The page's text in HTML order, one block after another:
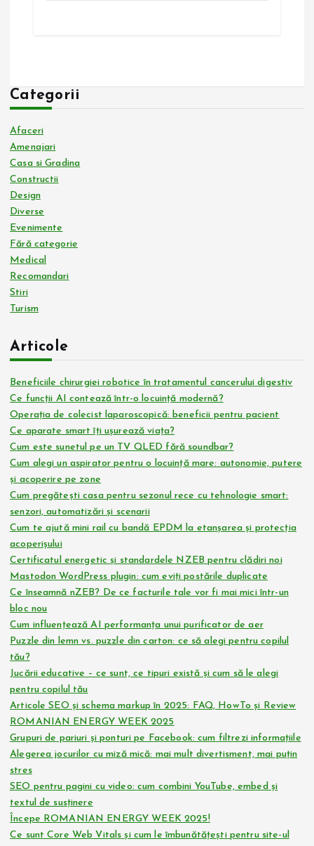
Categorii
Afaceri
Amenajari
Casa si Gradina
Constructii
Design
Diverse
Evenimente
Fără categorie
Medical
Recomandari
Stiri
Turism
Articole
Beneficiile chirurgiei robotice în tratamentul cancerului digestiv
Ce funcții AI contează într-o locuință modernă?
Operația de colecist laparoscopică: beneficii pentru pacient
Ce aparate smart îți ușurează viața?
Cum este sunetul pe un TV QLED fără soundbar?
Cum alegi un aspirator pentru o locuință mare: autonomie, putere
și acoperire pe zone
Cum pregătești casa pentru sezonul rece cu tehnologie smart:
senzori, automatizări și scenarii
Cum te ajută mini rail cu bandă EPDM la etanșarea și protecția
acoperișului
Certificatul energetic și standardele NZEB pentru clădiri noi
Mastodon WordPress plugin: cum eviți postările duplicate
Ce înseamnă nZEB? De ce facturile tale vor fi mai mici într-un
bloc nou
Cum influențează AI performanța unui purificator de aer
Puzzle din lemn vs. puzzle din carton: ce să alegi pentru copilul
tău?
Jucării educative – ce sunt, ce tipuri există și cum să le alegi
pentru copilul tău
Articole SEO și schema markup în 2025: FAQ, HowTo și Review
ROMANIAN ENERGY WEEK 2025
Grupuri de pariuri și ponturi pe Facebook: cum filtrezi informațiile
Alegerea jocurilor cu miză mică: mai mult divertisment, mai puțin
stres
SEO pentru pagini cu video: cum combini YouTube, embed și
textul de susținere
Începe ROMANIAN ENERGY WEEK 2025!
Ce sunt Core Web Vitals și cum le îmbunătățești pentru site-ul